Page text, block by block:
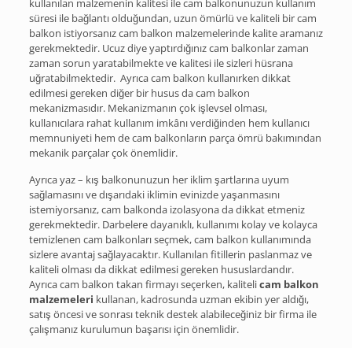
kullanılan malzemenin kalitesi ile cam balkonunuzun kullanım
süresi ile bağlantı olduğundan, uzun ömürlü ve kaliteli bir cam
balkon istiyorsanız cam balkon malzemelerinde kalite aramanız
gerekmektedir. Ucuz diye yaptırdığınız cam balkonlar zaman
zaman sorun yaratabilmekte ve kalitesi ile sizleri hüsrana
uğratabilmektedir. Ayrıca cam balkon kullanırken dikkat
edilmesi gereken diğer bir husus da cam balkon
mekanizmasıdır. Mekanizmanın çok işlevsel olması,
kullanıcılara rahat kullanım imkânı verdiğinden hem kullanıcı
memnuniyeti hem de cam balkonların parça ömrü bakımından
mekanik parçalar çok önemlidir.
Ayrıca yaz – kış balkonunuzun her iklim şartlarına uyum
sağlamasını ve dışarıdaki iklimin evinizde yaşanmasını
istemiyorsanız, cam balkonda izolasyona da dikkat etmeniz
gerekmektedir. Darbelere dayanıklı, kullanımı kolay ve kolayca
temizlenen cam balkonları seçmek, cam balkon kullanımında
sizlere avantaj sağlayacaktır. Kullanılan fitillerin paslanmaz ve
kaliteli olması da dikkat edilmesi gereken hususlardandır.
Ayrıca cam balkon takan firmayı seçerken, kalitelicam balkon
malzemeleri kullanan, kadrosunda uzman ekibin yer aldığı,
satış öncesi ve sonrası teknik destek alabileceğiniz bir firma ile
çalışmanız kurulumun başarısı için önemlidir.